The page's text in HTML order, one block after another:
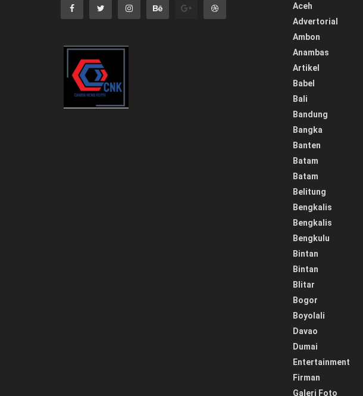
Aceh
Advertorial
Ambon
Anambas
Artikel
Babel
Bali
Bandung
Bangka
Banten
Batam
Batam
Belitung
Bengkalis
Bengkalis
Bengkulu
Bintan
Bintan
Blitar
Bogor
Boyolali
Davao
Dumai
Entertainment
Firman
Galeri Foto